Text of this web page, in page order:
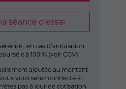
séance d'essai
: en cas d’annulation
à 100 % (voir CGV).
ajoutée au montant
vous serez connecté à
pas à jour de cotisation